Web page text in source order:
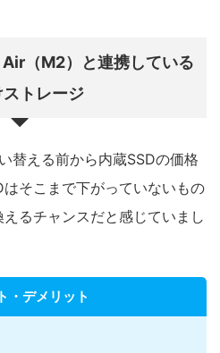
（M2）と連携している
トレージ
替える前から内蔵SSDの価格
そこまで下がっていないもの
るチャンスだと感じていまし
・デメリット